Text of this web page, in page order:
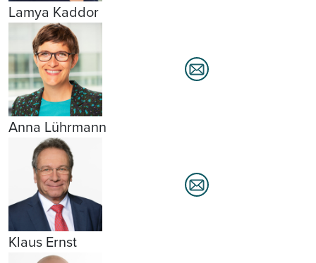
Lamya Kaddor
Anna Lührmann
Klaus Ernst